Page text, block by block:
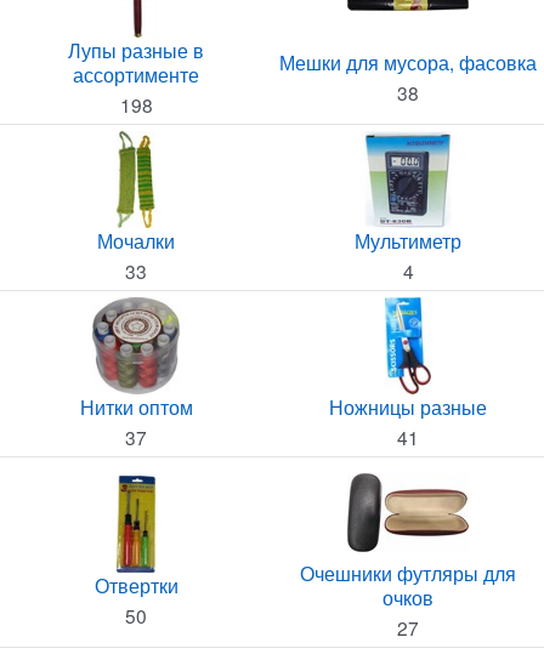
Лупы разные в
ассортименте
198
Мешки для мусора, фасовка
38
Мочалки
33
Мультиметр
4
Нитки оптом
37
Ножницы разные
41
Отвертки
50
Очешники футляры для
очков
27